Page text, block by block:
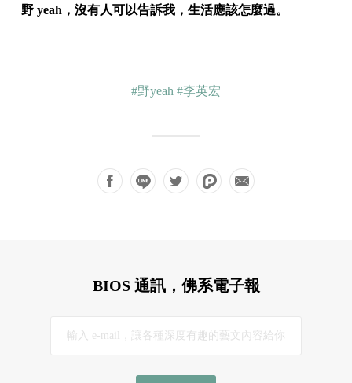
野 yeah，沒有人可以告訴我，生活應該怎麼過。
#野yeah #李英宏
BIOS 通訊，佛系電子報